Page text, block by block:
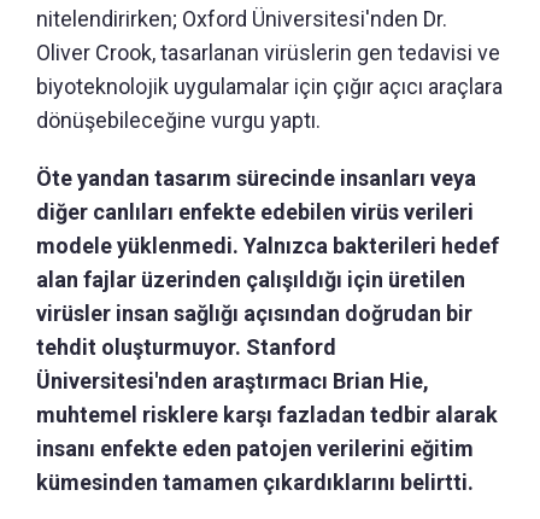
nitelendirirken; Oxford Üniversitesi'nden Dr.
Oliver Crook, tasarlanan virüslerin gen tedavisi ve
biyoteknolojik uygulamalar için çığır açıcı araçlara
dönüşebileceğine vurgu yaptı.
Öte yandan tasarım sürecinde insanları veya
diğer canlıları enfekte edebilen virüs verileri
modele yüklenmedi. Yalnızca bakterileri hedef
alan fajlar üzerinden çalışıldığı için üretilen
virüsler insan sağlığı açısından doğrudan bir
tehdit oluşturmuyor. Stanford
Üniversitesi'nden araştırmacı Brian Hie,
muhtemel risklere karşı fazladan tedbir alarak
insanı enfekte eden patojen verilerini eğitim
kümesinden tamamen çıkardıklarını belirtti.